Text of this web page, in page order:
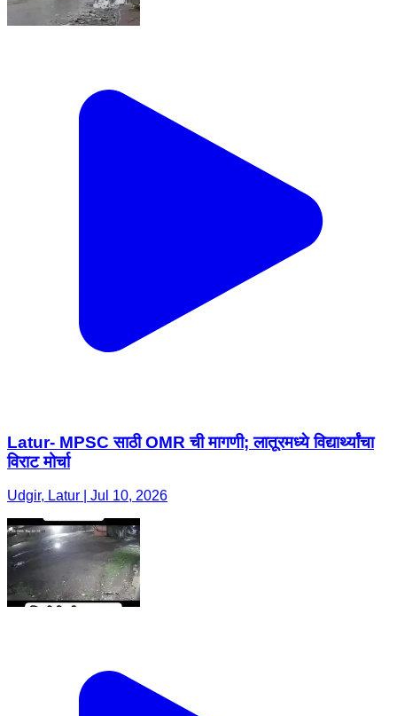
Latur- MPSC साठी OMR ची मागणी; लातूरमध्ये विद्यार्थ्यांचा
विराट मोर्चा
Udgir, Latur | Jul 10, 2026